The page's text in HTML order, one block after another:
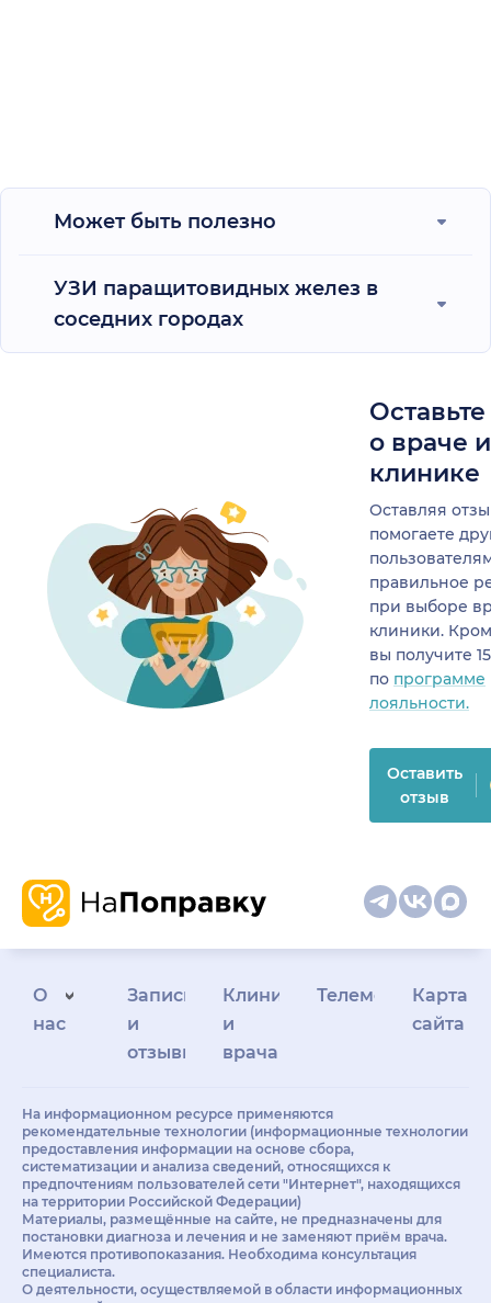
Может быть полезно
УЗИ паращитовидных желез в
соседних городах
о враче
клинике
Оставляя
помогаете
правильное
при выборе
клиники.
вы получите
по программе
лояльности.
Оставить
отзыв
О
нас
Запись
и
отзывы
Клиникам
и
врачам
Телемедицина
Карта
сайта
На информационном ресурсе применяются
рекомендательные технологии (информационные технологии
предоставления информации на основе сбора,
систематизации и анализа сведений, относящихся к
предпочтениям пользователей сети "Интернет", находящихся
на территории Российской Федерации)
Материалы, размещённые на сайте, не предназначены для
постановки диагноза и лечения и не заменяют приём врача.
Имеются противопоказания. Необходима консультация
специалиста.
О деятельности, осуществляемой в области информационных